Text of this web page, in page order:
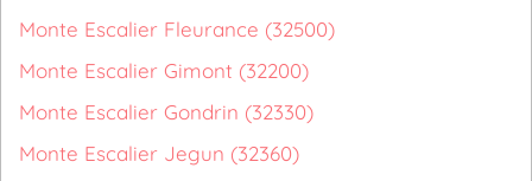
Monte Escalier Fleurance (32500)
Monte Escalier Gimont (32200)
Monte Escalier Gondrin (32330)
Monte Escalier Jegun (32360)